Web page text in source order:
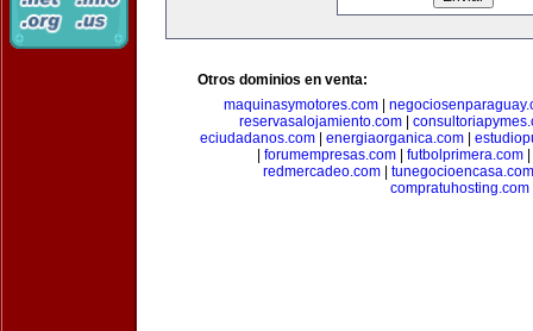
Otros dominios en venta:
maquinasymotores.com|
reservasalojamiento.com
eciudadanos.com| energiaorganica.com|
forumempresas.com futbolprimera.com
redmercadeo.com| tunegocioencasa.com
compratuhosting.com